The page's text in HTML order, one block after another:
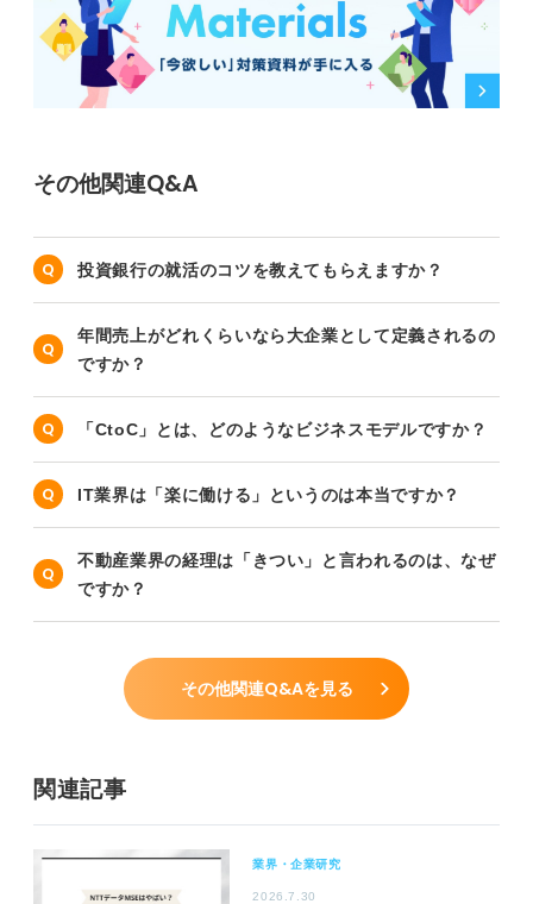
その他関連Q&A
投資銀行の就活のコツを教えてもらえますか？
年間売上がどれくらいなら大企業として定義されるの
ですか？
「CtoC」とは、どのようなビジネスモデルですか？
IT業界は「楽に働ける」というのは本当ですか？
不動産業界の経理は「きつい」と言われるのは、なぜ
ですか？
その他関連Q&Aを見る
関連記事
業界・企業研究
2026.7.30